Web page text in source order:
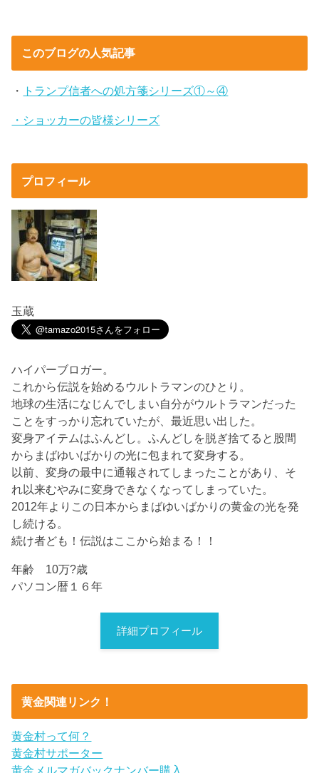
このブログの人気記事
・ トランプ信者への処方箋シリーズ①～④
・ショッカーの皆様シリーズ
プロフィール
玉蔵
ハイパーブロガー。
これから伝説を始めるウルトラマンのひとり。
地球の生活になじんでしまい自分がウルトラマンだった
ことをすっかり忘れていたが、最近思い出した。
変身アイテムはふんどし。ふんどしを脱ぎ捨てると股間
からまばゆいばかりの光に包まれて変身する。
以前、変身の最中に通報されてしまったことがあり、そ
れ以来むやみに変身できなくなってしまっていた。
2012年よりこの日本からまばゆいばかりの黄金の光を発
し続ける。
続け者ども！伝説はここから始まる！！
年齢 10万?歳
パソコン暦１６年
詳細プロフィール
黄金関連リンク！
黄金村って何？
黄金村サポーター
黄金メルマガバックナンバー購入